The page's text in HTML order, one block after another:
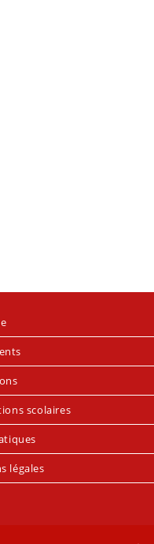
scolaires
légales